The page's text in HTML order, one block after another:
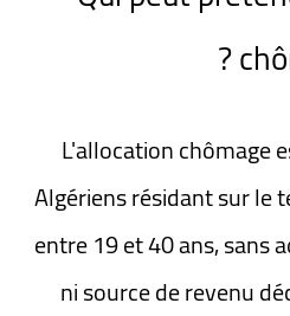
L'allocation chômage
Algériens résidant sur le
entre 19 et 40 ans, sans
ni source de revenu